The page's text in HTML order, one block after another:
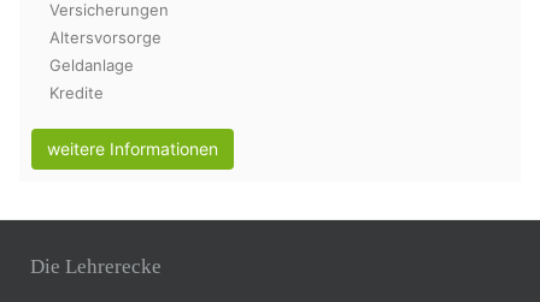
Versicherungen
Altersvorsorge
Geldanlage
Kredite
weitere Informationen
Die Lehrerecke